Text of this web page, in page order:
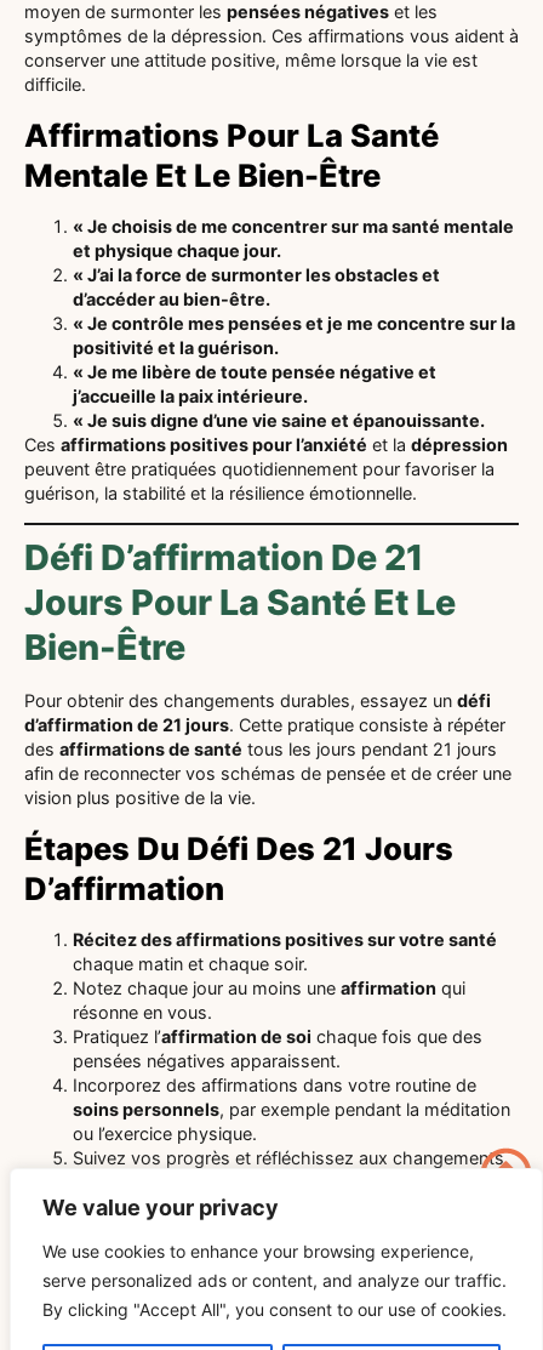
We value your privacy
We use cookies to enhance your browsing experience,
serve personalized ads or content, and analyze our traffic.
By clicking "Accept All", you consent to our use of cookies.
moyen de surmonter les pensées négatives et les
symptômes de la dépression. Ces affirmations vous aident à
conserver une attitude positive, même lorsque la vie est
difficile.
Affirmations Pour La Santé
Mentale Et Le Bien-Être
« Je choisis de me concentrer sur ma santé mentale
et physique chaque jour.
« J’ai la force de surmonter les obstacles et
d’accéder au bien-être.
« Je contrôle mes pensées et je me concentre sur la
positivité et la guérison.
« Je me libère de toute pensée négative et
j’accueille la paix intérieure.
« Je suis digne d’une vie saine et épanouissante.
Ces affirmations positives pour l’anxiété et la dépression
peuvent être pratiquées quotidiennement pour favoriser la
guérison, la stabilité et la résilience émotionnelle.
Défi D’affirmation De 21
Jours Pour La Santé Et Le
Bien-Être
Pour obtenir des changements durables, essayez un défi
d’affirmation de 21 jours. Cette pratique consiste à répéter
des affirmations de santé tous les jours pendant 21 jours
afin de reconnecter vos schémas de pensée et de créer une
vision plus positive de la vie.
Étapes Du Défi Des 21 Jours
D’affirmation
Récitez des affirmations positives sur votre santé
chaque matin et chaque soir.
Notez chaque jour au moins une affirmation qui
résonne en vous.
Pratiquez l’affirmation de soi chaque fois que des
pensées négatives apparaissent.
Incorporez des affirmations dans votre routine de
soins personnels, par exemple pendant la méditation
ou l’exercice physique.
Suivez vos progrès et réfléchissez aux changements
En vous engageant à relever ce défi, vous créerez de
émotionnel et physique.
Conclusion : Le Pouvoir Des